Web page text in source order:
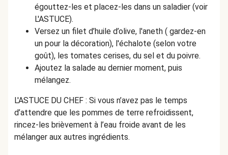
égouttez-les et placez-les dans un saladier (voir
L'ASTUCE).
Versez un filet d’huile d’olive, l'aneth ( gardez-en
un pour la décoration), l'échalote (selon votre
goût), les tomates cerises, du sel et du poivre.
Ajoutez la salade au dernier moment, puis
mélangez.
L'ASTUCE DU CHEF : Si vous n’avez pas le temps
d’attendre que les pommes de terre refroidissent,
rincez-les brièvement à l’eau froide avant de les
mélanger aux autres ingrédients.